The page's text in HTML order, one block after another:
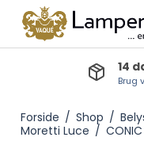
14
Brug
Forside / Shop /
Moretti Luce /